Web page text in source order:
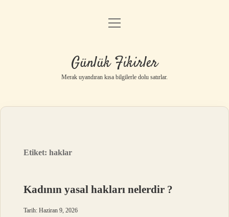
Anasayfa
Yasal Uyarı
menüyü
Günlük Fikirler
Merak uyandıran kısa bilgilerle dolu satırlar.
Etiket:haklar
Kadının yasal hakları nelerdir ?
Tarih: Haziran 9, 2026